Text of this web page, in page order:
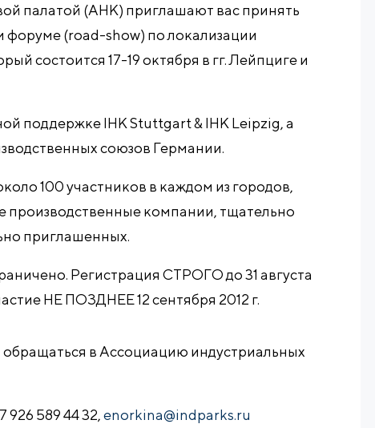
палатой (AHK) приглашают вас принять
форуме (road-show) по локализации
состоится 17-19 октября в гг. Лейпциге и
поддержке IHK Stuttgart & IHK Leipzig, а
союзов Германии.
100 участников в каждом из городов,
компании, тщательно
приглашенных.
Регистрация СТРОГО до 31 августа
НЕ ПОЗДНЕЕ 12 сентября 2012 г.
в Ассоциацию индустриальных
926 589 44 32,enorkina@indparks.ru